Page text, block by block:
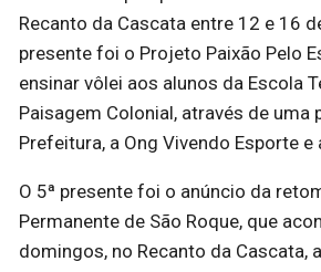
Recanto da Cascata entre 12 e 16
presente foi o Projeto Paixão Pelo
ensinar vôlei aos alunos da Escola
Paisagem Colonial, através de uma
Prefeitura, a Ong Vivendo Esporte e
O 5ª presente foi o anúncio da
Permanente de São Roque, que
domingos, no Recanto da Cascata,